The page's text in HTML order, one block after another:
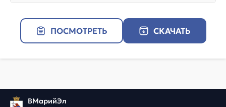
ПОСМОТРЕТЬ СКАЧАТЬ
ВМарийЭл